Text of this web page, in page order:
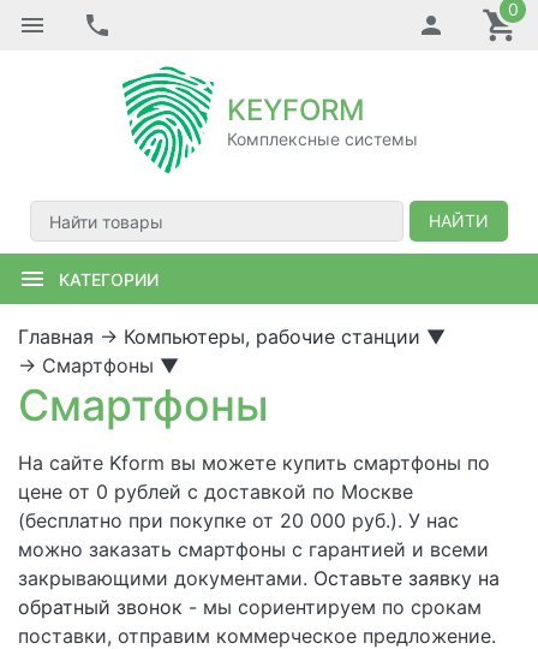
0
KEYFORM
Комплексные системы
НАЙТИ
КАТЕГОРИИ
Главная → Компьютеры, рабочие станции ▼
→ Смартфоны ▼
Смартфоны
На сайте Kform вы можете купить смартфоны по
цене от 0 рублей с доставкой по Москве
(бесплатно при покупке от 20 000 руб.). У нас
можно заказать смартфоны с гарантией и всеми
закрывающими документами. Оставьте заявку на
обратный звонок - мы сориентируем по срокам
поставки, отправим коммерческое предложение.